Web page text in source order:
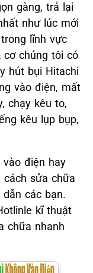
gàng, trả lại
như lúc mới
lĩnh vực
chúng tôi có
hút bụi Hitachi
vào điện, mất
chạy kêu to,
kêu lụp bụp,
điện hay
cách sửa chữa
các bạn.
kĩ thuật
chữa nhanh